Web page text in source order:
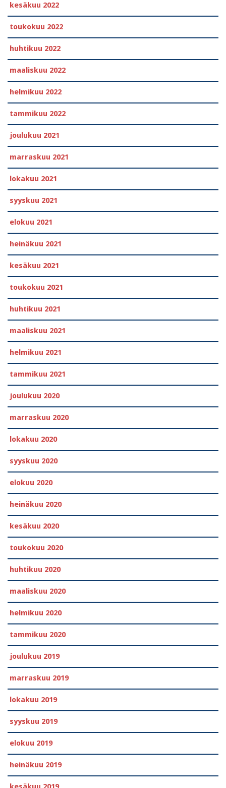
kesäkuu 2022
toukokuu 2022
huhtikuu 2022
maaliskuu 2022
helmikuu 2022
tammikuu 2022
joulukuu 2021
marraskuu 2021
lokakuu 2021
syyskuu 2021
elokuu 2021
heinäkuu 2021
kesäkuu 2021
toukokuu 2021
huhtikuu 2021
maaliskuu 2021
helmikuu 2021
tammikuu 2021
joulukuu 2020
marraskuu 2020
lokakuu 2020
syyskuu 2020
elokuu 2020
heinäkuu 2020
kesäkuu 2020
toukokuu 2020
huhtikuu 2020
maaliskuu 2020
helmikuu 2020
tammikuu 2020
joulukuu 2019
marraskuu 2019
lokakuu 2019
syyskuu 2019
elokuu 2019
heinäkuu 2019